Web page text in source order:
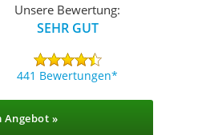
Unsere Bewertung:
SEHR GUT
441 Bewertungen
Angebot »